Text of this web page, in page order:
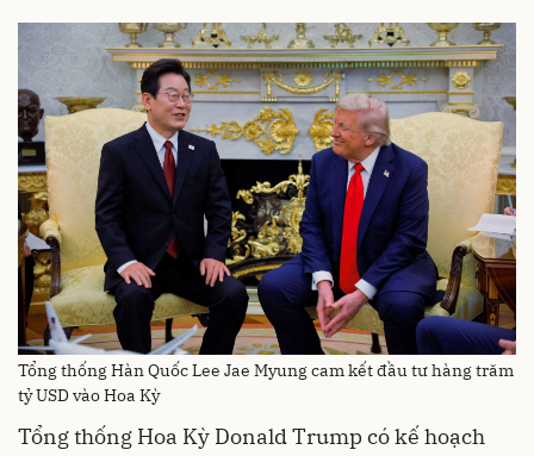
Tổng thống Hàn Quốc Lee Jae Myung cam kết đầu tư hàng trăm
tỷ USD vào Hoa Kỳ
Tổng thống Hoa Kỳ Donald Trump có kế hoạch